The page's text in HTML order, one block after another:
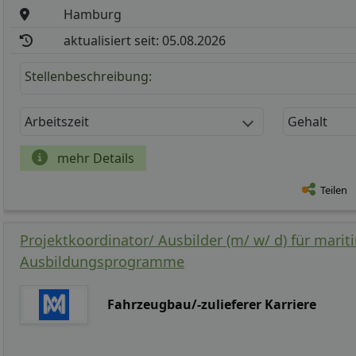
Hamburg
aktualisiert seit: 05.08.2026
Stellenbeschreibung:
Arbeitszeit Gehalt
mehr Details
Teilen
Projektkoordinator/ Ausbilder (m/ w/ d) für
Ausbildungsprogramme
Fahrzeugbau/-zulieferer Karriere